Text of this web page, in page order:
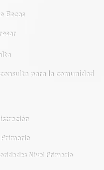
Becas
para la comunidad
Primario
Nivel Primario